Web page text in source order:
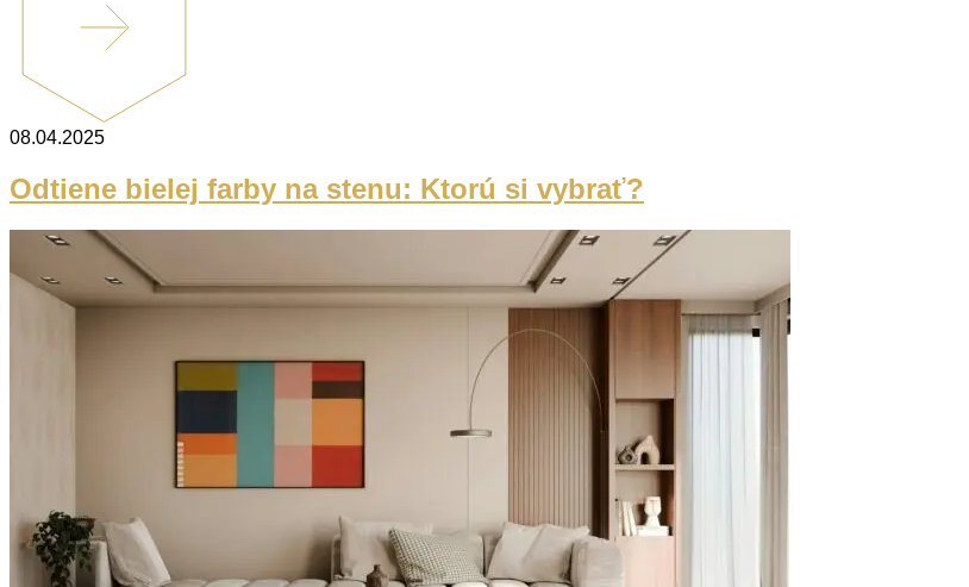
08.04.2025
Odtiene bielej farby na stenu: Ktorú si vybrať?